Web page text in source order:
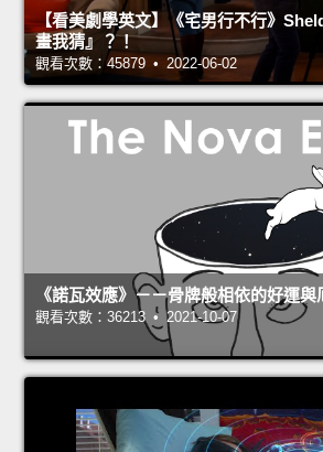
【看美劇學英文】《宅男行不行》
畫我猜』？！
觀看次數：45879 • 2022-06-02
《諾瓦效應》－－骨牌般相依的好運與
觀看次數：36213 • 2021-10-07